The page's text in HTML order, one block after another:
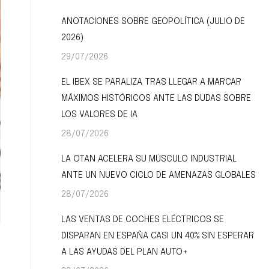
ANOTACIONES SOBRE GEOPOLÍTICA (JULIO DE
2026)
29/07/2026
EL IBEX SE PARALIZA TRAS LLEGAR A MARCAR
MÁXIMOS HISTÓRICOS ANTE LAS DUDAS SOBRE
LOS VALORES DE IA
28/07/2026
LA OTAN ACELERA SU MÚSCULO INDUSTRIAL
ANTE UN NUEVO CICLO DE AMENAZAS GLOBALES
28/07/2026
LAS VENTAS DE COCHES ELÉCTRICOS SE
DISPARAN EN ESPAÑA CASI UN 40% SIN ESPERAR
A LAS AYUDAS DEL PLAN AUTO+